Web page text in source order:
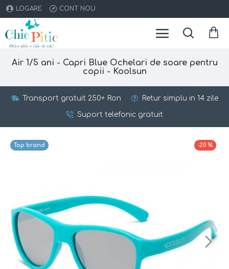
LOGARE CONT NOU
Air 1/5 ani - Capri Blue Ochelari de soare pentru
copii - Koolsun
Transport gratuit 250+ Ron Retur simplu in 14 zile
Suport telefonic gratuit
Top brand -20 %